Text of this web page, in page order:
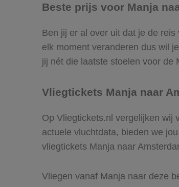
Beste prijs voor Manja
Ben jij er al over uit dat je de
elk moment veranderen dus wil
jij nét die laatste stoelen voor de
Vliegtickets Manja naar
Op Vliegtickets.nl vergelijken wij
actuele vluchtdata, bieden we
vliegtickets Manja naar
Vliegen vanaf Manja naar deze